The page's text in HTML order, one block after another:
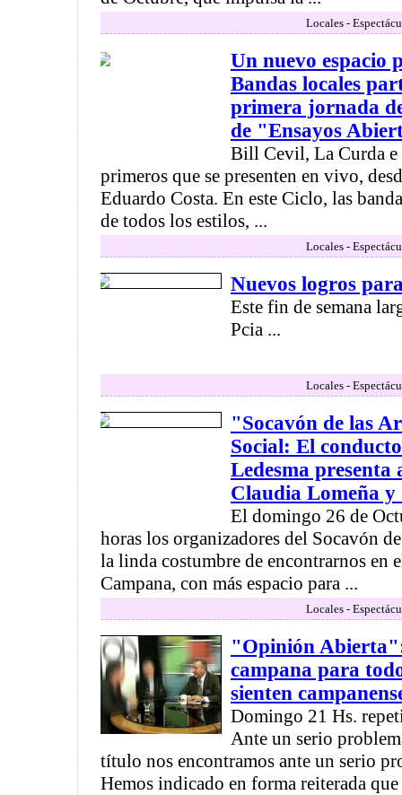
Locales -
Un nuevo espacio
Bandas locales
primera jornada
de "Ensayos
Bill Cevil, La Curda e
primeros que se presenten en vivo,
Eduardo Costa. En este Ciclo, las
de todos los estilos, ...
Locales -
Nuevos logros
Este fin de semana
Pcia ...
Locales -
"Socavón de las
Social: El
Ledesma
Claudia Lomeña
El domingo 26 de
horas los organizadores del Socavón
la linda costumbre de encontrarnos en
Campana, con más espacio para ...
Locales -
"Opinión
campana para
sienten
Domingo 21 Hs.
Ante un serio
título nos encontramos ante un serio
Hemos indicado en forma reiterada que